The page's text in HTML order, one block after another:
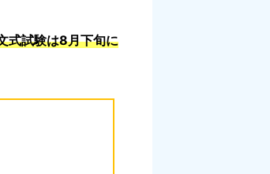
式試験は8月下旬に